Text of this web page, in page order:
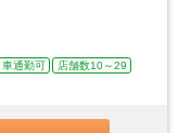
車通勤可
店舗数10～29